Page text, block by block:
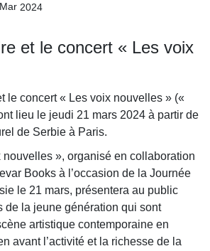
2024
et le concert « Les voix
le concert « Les voix nouvelles » («
lieu le jeudi 21 mars 2024 à partir de
de Serbie à Paris.
nouvelles », organisé en collaboration
Books à l’occasion de la Journée
le 21 mars, présentera au public
de la jeune génération qui sont
artistique contemporaine en
avant l’activité et la richesse de la